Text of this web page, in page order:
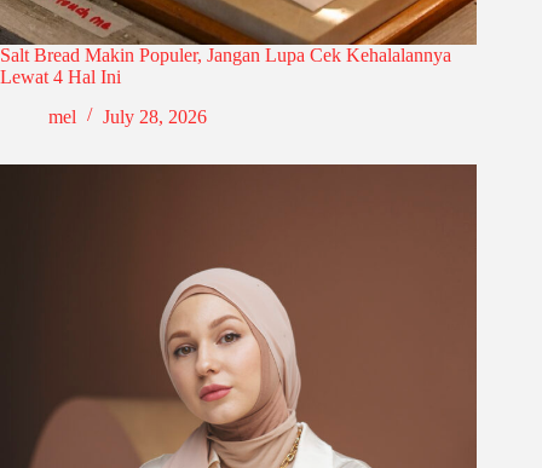
Salt Bread Makin Populer, Jangan Lupa Cek Kehalalannya
Lewat 4 Hal Ini
mel
July 28, 2026